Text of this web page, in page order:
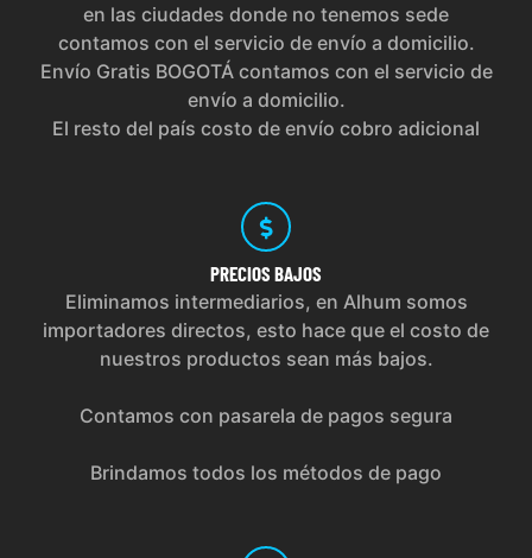
en las ciudades donde no tenemos sede
contamos con el servicio de envío a domicilio.
Envío Gratis BOGOTÁ contamos con el servicio de
envío a domicilio.
El resto del país costo de envío cobro adicional
PRECIOS BAJOS
Eliminamos intermediarios, en Alhum somos
importadores directos, esto hace que el costo de
nuestros productos sean más bajos.
Contamos con pasarela de pagos segura
Brindamos todos los métodos de pago